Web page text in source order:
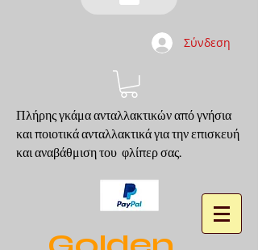
Σύνδεση
Πλήρης γκάμα ανταλλακτικών από γνήσια
και ποιοτικά ανταλλακτικά για την επισκευή
και αναβάθμιση του φλίπερ σας.